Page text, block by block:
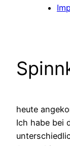
heute
Ich habe bei